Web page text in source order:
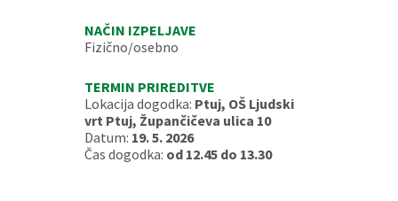
NAČIN IZPELJAVE
Fizično/osebno
TERMIN PRIREDITVE
Lokacija dogodka: Ptuj, OŠ Ljudski
vrt Ptuj, Župančičeva ulica 10
Datum: 19. 5. 2026
Čas dogodka: od 12.45 do 13.30